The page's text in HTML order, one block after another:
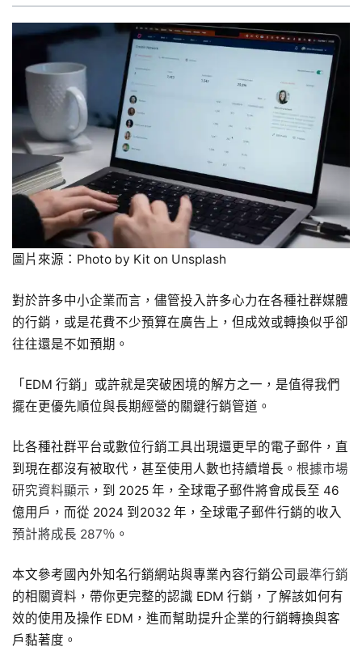
圖片來源：Photo by Kit on Unsplash
對於許多中小企業而言，儘管投入許多心力在各種社群媒體
的行銷，或是花費不少預算在廣告上，但成效或轉換似乎卻
往往還是不如預期。
「EDM 行銷」或許就是突破困境的解方之一，是值得我們
擺在更優先順位與長期經營的關鍵行銷管道。
比各種社群平台或數位行銷工具出現還更早的電子郵件，直
到現在都沒有被取代，甚至使用人數也持續增長。 根據市場
研究資料顯示 ，到 2025 年，全球電子郵件將會成長至 46
億用戶，而從 2024 到2032 年，全球電子郵件行銷的收入
預計將成長 287％ 。
本文參考國內外知名行銷網站與專業內容行銷公司 最準行銷
的相關資料，帶你更完整的認識 EDM 行銷，了解該如何有
效的使用及操作 EDM，進而幫助提升企業的行銷轉換與客
戶黏著度。